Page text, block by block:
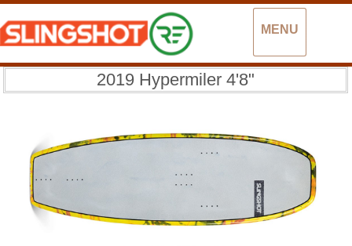
MENU
2019 Hypermiler 4'8"